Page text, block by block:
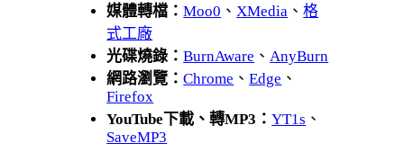
媒體轉檔：Moo0 、 XMedia 、格
式工廠
光碟燒錄：BurnAware 、 AnyBurn
網路瀏覽：Chrome 、Edge 、
Firefox
YouTube下載、轉MP3：YT1s 、
SaveMP3